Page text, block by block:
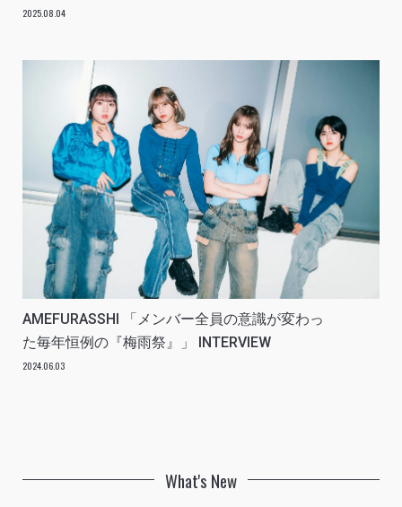
2025.08.04
AMEFURASSHI 「メンバー全員の意識が変わっ
た毎年恒例の『梅雨祭』」 INTERVIEW
2024.06.03
What's New